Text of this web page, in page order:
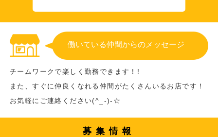
働いている仲間からのメッセージ
チームワークで楽しく勤務できます！!
また、すぐに仲良くなれる仲間がたくさんいるお店です！
お気軽にご連絡ください(^_-)-☆
募集情報